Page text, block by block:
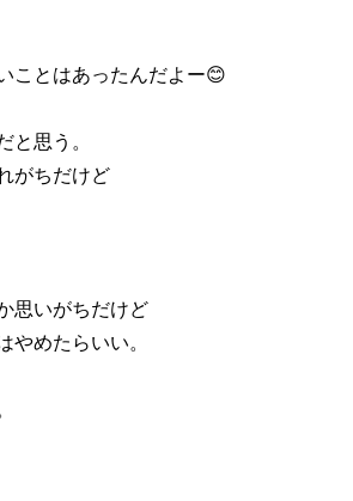
ことはあったんだよー😊
と思う。
がちだけど
思いがちだけど
やめたらいい。